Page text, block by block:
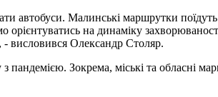
автобуси. Малинські маршрутки
на динаміку
висловився Олександр Столяр.
Зокрема, міські та обласні